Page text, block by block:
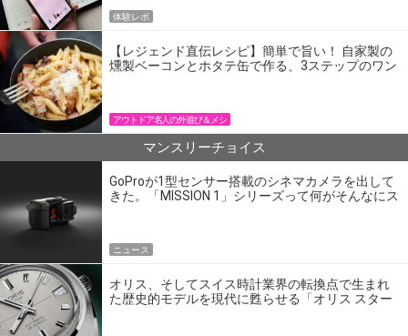
体験レポ
【レジェンド直伝レシピ】簡単で旨い！ 自家製の
燻製ベーコンとホタテ缶で作る、3ステップのワン
アウトドア名人の外遊び＆メシ
マンスリーチョイス
GoProが1型センサー搭載のシネマカメラを出して
きた。「MISSION 1」シリーズって何がそんなにス
ニュース
オリス、そしてスイス時計業界の転換点で生まれ
た歴史的モデルを現代に甦らせる「オリス スター